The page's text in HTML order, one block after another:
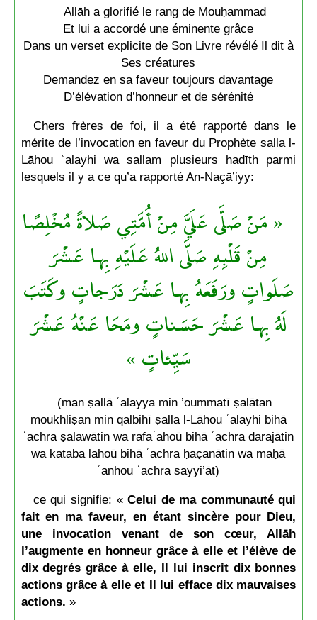
Allāh a glorifié le rang de Mouḥammad
Et lui a accordé une éminente grâce
Dans un verset explicite de Son Livre révélé Il dit à
Ses créatures
Demandez en sa faveur toujours davantage
D’élévation d’honneur et de sérénité
Chers frères de foi, il a été rapporté dans le
mérite de l’invocation en faveur du Prophète ṣalla l-
Lāhou ʿalayhi wa sallam plusieurs ḥadīth parmi
lesquels il y a ce qu’a rapporté An-Naçā’iyy:
« مَنْ صَلَّى عَلَيَّ مِنْ أُمَّتِي صَلاةً مُخْلِصًا
مِنْ قَلْبِهِ صَلَّى اللهُ عَلَيْهِ بِها عَشْرَ
صَلَواتٍ ورَفَعَهُ بِها عَشْرَ دَرَجاتٍ وكَتَبَ
لَهُ بِها عَشْرَ حَسَناتٍ ومَحَا عَنْهُ عَشْرَ
سَيِّئاتٍ »
(man ṣallā ʿalayya min ’oummatī ṣalātan
moukhliṣan min qalbihī ṣalla l-Lāhou ʿalayhi bihā
ʿachra ṣalawātin wa rafaʿahoū bihā ʿachra darajātin
wa kataba lahoū bihā ʿachra ḥaçanātin wa maḥā
ʿanhou ʿachra sayyi’āt)
ce qui signifie: «Celui de ma communauté qui
fait en ma faveur, en étant sincère pour Dieu,
une invocation venant de son cœur, Allāh
l’augmente en honneur grâce à elle et l’élève de
dix degrés grâce à elle, Il lui inscrit dix bonnes
actions grâce à elle et Il lui efface dix mauvaises
actions. »